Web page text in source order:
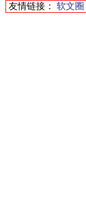
友情链接： 软文圈